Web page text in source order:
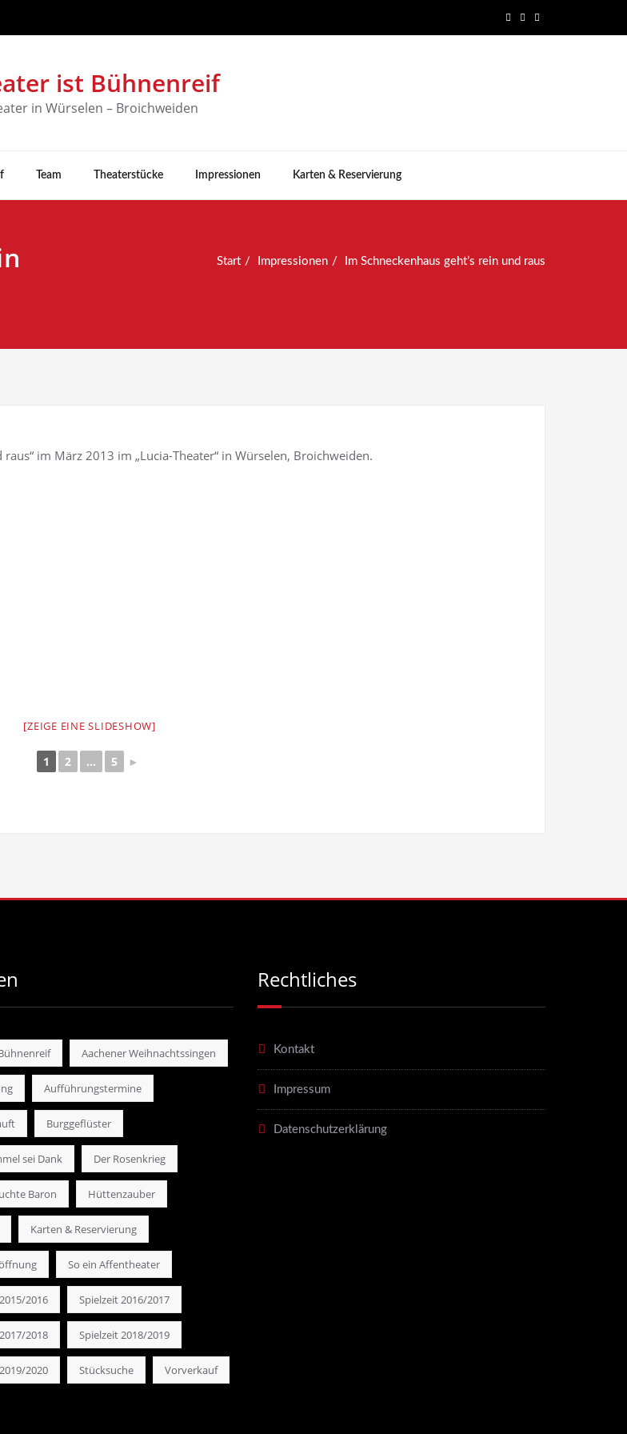
ist Bühnenreif
in Würselen – Broichweiden
Team Theaterstücke Impressionen Karten & Reservierung
Start Impressionen Im Schneckenhaus geht’s rein und raus
im März 2013 im „Lucia-Theater“ in Würselen, Broichweiden.
[ZEIGE EINE SLIDESHOW]
1 2 ... 5 ►
Aachener Weihnachtssingen
Aufführungstermine
Burggeflüster
sei Dank Der Rosenkrieg
Baron Hüttenzauber
Karten & Reservierung
So ein Affentheater
2016 Spielzeit 2016/2017
2018 Spielzeit 2018/2019
2020 Stücksuche Vorverkauf
Rechtliches
Kontakt
Impressum
Datenschutzerklärung